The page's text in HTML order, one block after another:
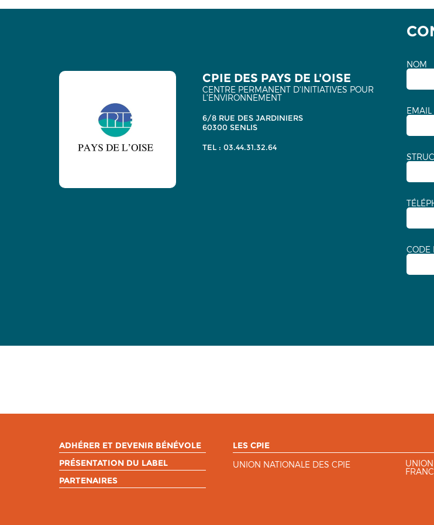
CPIE DES PAYS DE L'OISE
CENTRE PERMANENT D'INITIATIVES POUR
L'ENVIRONNEMENT
6/8 RUE DES JARDINIERS
60300 SENLIS
TEL : 03.44.31.32.64
NOM
EMAIL
CODE
ADHÉRER ET DEVENIR BÉNÉVOLE
PRÉSENTATION DU LABEL
PARTENAIRES
LES CPIE
UNION NATIONALE DES CPIE